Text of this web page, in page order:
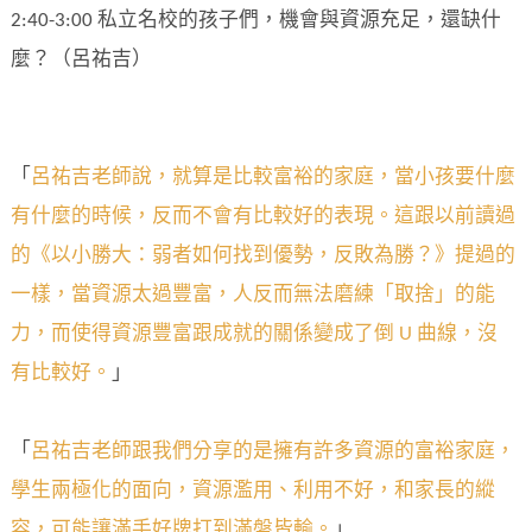
2:40-3:00 私立名校的孩子們，機會與資源充足，還缺什
麼？（呂祐吉）
「 呂祐吉老師說，就算是比較富裕的家庭，當小孩要什麼
有什麼的時候，反而不會有比較好的表現。這跟以前讀過
的《以小勝大：弱者如何找到優勢，反敗為勝？》提過的
一樣，當資源太過豐富，人反而無法磨練「取捨」的能
力，而使得資源豐富跟成就的關係變成了倒 U 曲線，沒
有比較好。 」
「 呂祐吉老師跟我們分享的是擁有許多資源的富裕家庭，
學生兩極化的面向，資源濫用、利用不好，和家長的縱